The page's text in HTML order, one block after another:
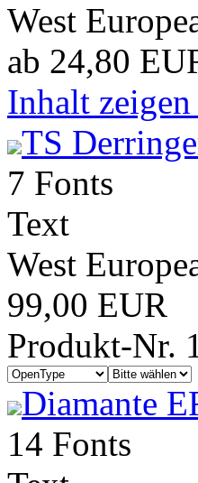
West
ab 24,80
Inhalt
TS
7 Fonts
Text
West
99,00 EUR
Produkt-Nr.
Diamante
14 Fonts